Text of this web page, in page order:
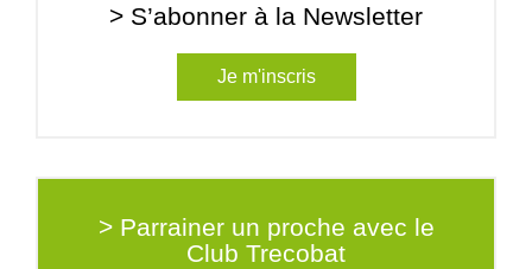
> S’abonner à la Newsletter
Je m'inscris
> Parrainer un proche avec le
Club Trecobat